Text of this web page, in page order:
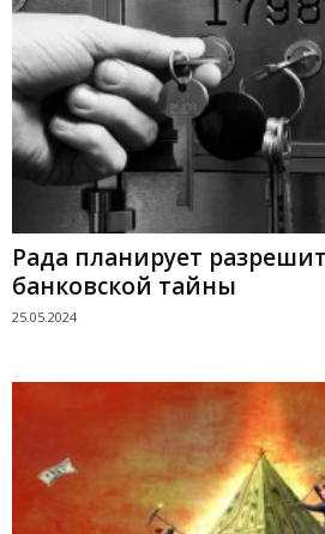
Рада планирует
банковской тайны
25.05.2024